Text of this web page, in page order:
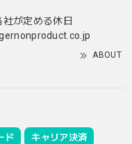
が定める休日
ABOUT
ド キャリア決済